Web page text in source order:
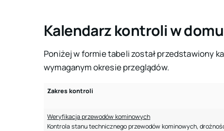
Kalendarz kontroli w domu
Poniżej w formie tabeli został przedstawiony
wymaganym okresie przeglądów.
Zakres kontroli
Weryfikacja przewodów kominowych
Kontrola stanu technicznego przewodów kominowych,